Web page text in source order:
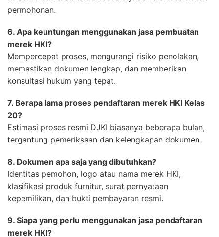
permohonan.
6. Apa keuntungan menggunakan jasa pembuatan
merek HKI?
Mempercepat proses, mengurangi risiko penolakan,
memastikan dokumen lengkap, dan memberikan
konsultasi hukum yang tepat.
7. Berapa lama proses pendaftaran merek HKI Kelas
20?
Estimasi proses resmi DJKI biasanya beberapa bulan,
tergantung pemeriksaan dan kelengkapan dokumen.
8. Dokumen apa saja yang dibutuhkan?
Identitas pemohon, logo atau nama merek HKI,
klasifikasi produk furnitur, surat pernyataan
kepemilikan, dan bukti pembayaran resmi.
9. Siapa yang perlu menggunakan jasa pendaftaran
merek HKI?